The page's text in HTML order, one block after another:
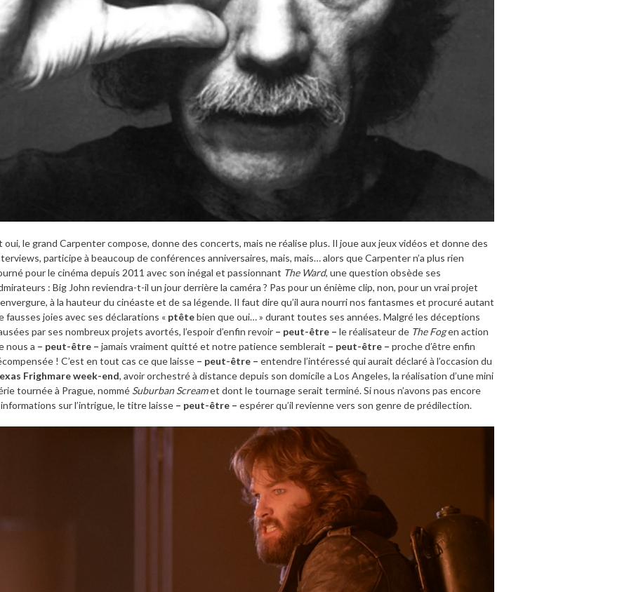
oui, le grand Carpenter compose, donne des concerts, mais ne réalise plus. Il joue aux jeux vidéos et donne des
participe à beaucoup de conférences anniversaires, mais, mais… alors que Carpenter n’a plus rien
pour le cinéma depuis 2011 avec son inégal et passionnant The Ward, une question obsède ses
: Big John reviendra-t-il un jour derrière la caméra ? Pas pour un énième clip, non, pour un vrai projet
à la hauteur du cinéaste et de sa légende. Il faut dire qu’il aura nourri nos fantasmes et procuré autant
fausses joies avec ses déclarations « ptêtebien que oui… » durant toutes ses années. Malgré les déceptions
par ses nombreux projets avortés, l’espoir d’enfin revoir – peut-être – le réalisateur de The Fogen action
nous a – peut-être – jamais vraiment quitté et notre patience semblerait – peut-être – proche d’être enfin
! C’est en tout cas ce que laisse – peut-être – entendre l’intéressé qui aurait déclaré à l’occasion du
Frighmare week-end, avoir orchestré à distance depuis son domicile a Los Angeles, la réalisation d’une mini
tournée à Prague, nommé Suburban Screamet dont le tournage serait terminé. Si nous n’avons pas encore
sur l’intrigue, le titre laisse – peut-être – espérer qu’il revienne vers son genre de prédilection.